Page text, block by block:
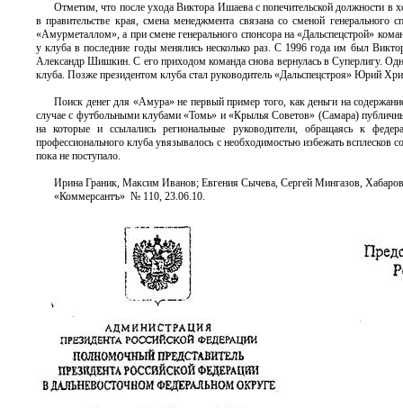
Отметим, что после ухода Виктора Ишаева с попечительской должности
в правительстве края, смена менеджмента связана со сменой
«Амурметаллом», а при смене генерального спонсора на «Дальспецстрой»
у клуба в последние годы менялись несколько раз. С 1996 года им был
Александр Шишкин. С его приходом команда снова вернулась в Суперлигу.
клуба. Позже президентом клуба стал руководитель «Дальспецстроя» Юрий
Поиск денег для «Амура» не первый пример того, как деньги на
случае с футбольными клубами «Томь» и «Крылья Советов» (Самара)
на которые и ссылались региональные руководители, обращаясь к
профессионального клуба увязывалось с необходимостью избежать
пока не поступало.
Ирина Граник, Максим Иванов; Евгения Сычева, Сергей Мингазов,
«Коммерсантъ» № 110, 23.06.10.